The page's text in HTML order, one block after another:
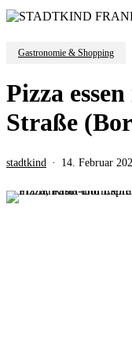
Gastronomie & Shopping
Pizza
Straße
stadtkind 14. Februar